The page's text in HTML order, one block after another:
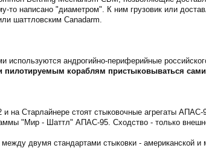
то написано "диаметром". К ним грузовик или
шаттловским Canadarm.
используются андрогийно-периферийные
пилотируемым кораблям пристыковываться
на Старлайнере стоят стыковочные агрегаты
"Мир - Шаттл" АПАС-95. Сходство - только
двумя стандартами стыковки - американской